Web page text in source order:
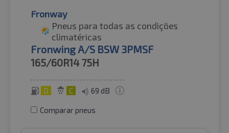
Fronway
Pneus para todas as condições
climatéricas
Fronwing A/S BSW 3PMSF
165/60R14 75H
D C 69 dB
Comparar pneus